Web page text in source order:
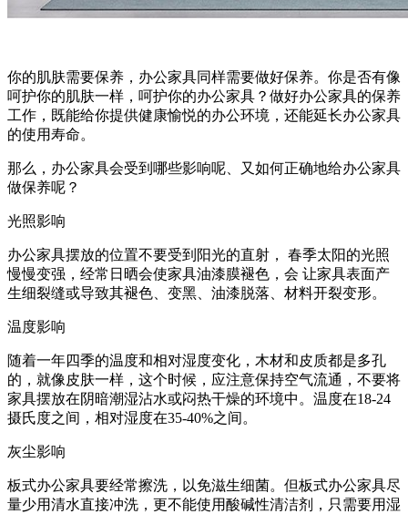
你的肌肤需要保养，办公家具同样需要做好保养。你是否有像
呵护你的肌肤一样，呵护你的办公家具？做好办公家具的保养
工作，既能给你提供健康愉悦的办公环境，还能延长办公家具
的使用寿命。
那么，办公家具会受到哪些影响呢、又如何正确地给办公家具
做保养呢？
光照影响
办公家具摆放的位置不要受到阳光的直射， 春季太阳的光照
慢慢变强，经常日晒会使家具油漆膜褪色，会 让家具表面产
生细裂缝或导致其褪色、变黑、油漆脱落、材料开裂变形。
温度影响
随着一年四季的温度和相对湿度变化，木材和皮质都是多孔
的，就像皮肤一样，这个时候，应注意保持空气流通，不要将
家具摆放在阴暗潮湿沾水或闷热干燥的环境中。温度在18-24
摄氏度之间，相对湿度在35-40%之间。
灰尘影响
板式办公家具要经常擦洗，以免滋生细菌。但板式办公家具尽
量少用清水直接冲洗，更不能使用酸碱性清洁剂，只需要用湿